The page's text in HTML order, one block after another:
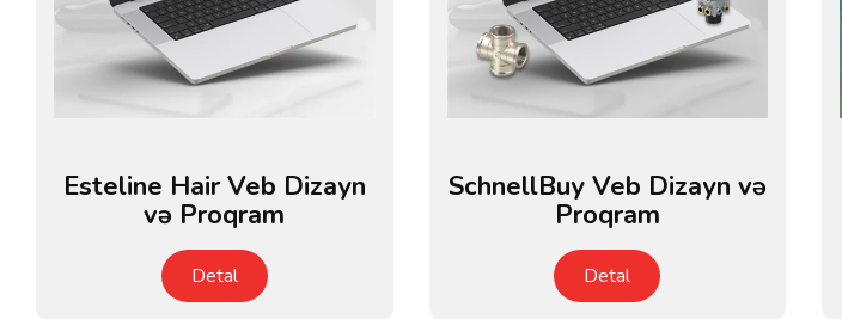
Esteline Hair Veb Dizayn
və Proqram
Detal
SchnellBuy Veb Dizayn və
Proqram
Detal